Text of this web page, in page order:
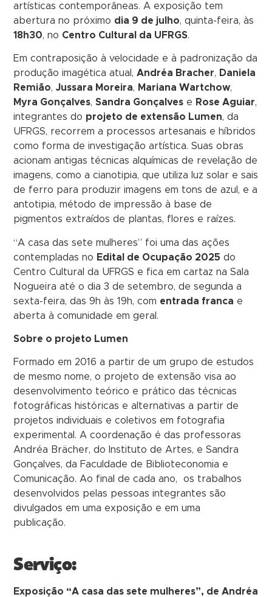
artísticas contemporâneas. A exposição tem
abertura no próximo dia 9 de julho, quinta-feira, às
18h30, no Centro Cultural da UFRGS.
Em contraposição à velocidade e à padronização da
produção imagética atual,Andréa Bracher, Daniela
Remião,Jussara Moreira, Mariana Wartchow,
Myra Gonçalves,Sandra Gonçalves e Rose Aguiar,
integrantes do projeto de extensão Lumen, da
UFRGS, recorrem a processos artesanais e híbridos
como forma de investigação artística. Suas obras
acionam antigas técnicas alquímicas de revelação de
imagens, como a cianotipia, que utiliza luz solar e sais
de ferro para produzir imagens em tons de azul, e a
antotipia, método de impressão à base de
pigmentos extraídos de plantas, flores e raízes.
“A casa das sete mulheres” foi uma das ações
contempladas no Edital de Ocupação 2025 do
Centro Cultural da UFRGS e fica em cartaz na Sala
Nogueira até o dia 3 de setembro, de segunda a
sexta-feira, das 9h às 19h, com entrada franca e
aberta à comunidade em geral.
Sobre o projeto Lumen
Formado em 2016 a partir de um grupo de estudos
de mesmo nome, o projeto de extensão visa ao
desenvolvimento teórico e prático das técnicas
fotográficas históricas e alternativas a partir de
projetos individuais e coletivos em fotografia
experimental. A coordenação é das professoras
Andréa Brächer, do Instituto de Artes, e Sandra
Gonçalves, da Faculdade de Biblioteconomia e
Comunicação. Ao final de cada ano, os trabalhos
desenvolvidos pelas pessoas integrantes são
divulgados em uma exposição e em uma
publicação.
Serviço:
Exposição “A casa das sete mulheres”, de Andréa